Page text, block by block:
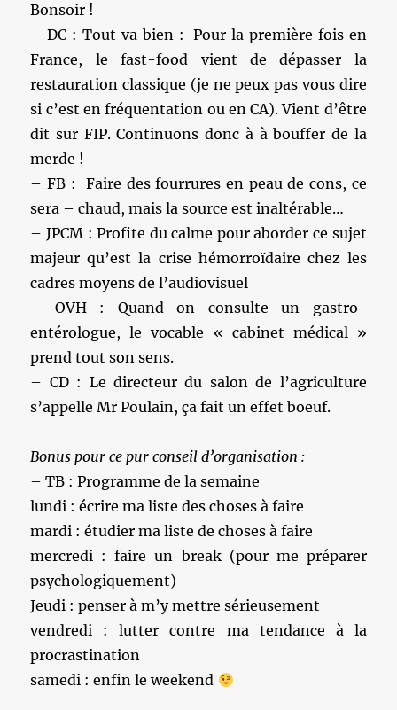
Bonsoir !
– DC : Tout va bien : Pour la première fois en
France, le fast-food vient de dépasser la
restauration classique (je ne peux pas vous dire
si c’est en fréquentation ou en CA). Vient d’être
dit sur FIP. Continuons donc à à bouffer de la
merde !
– FB : Faire des fourrures en peau de cons, ce
sera – chaud, mais la source est inaltérable…
– JPCM : Profite du calme pour aborder ce sujet
majeur qu’est la crise hémorroïdaire chez les
cadres moyens de l’audiovisuel
– OVH : Quand on consulte un gastro-
entérologue, le vocable « cabinet médical »
prend tout son sens.
– CD : Le directeur du salon de l’agriculture
s’appelle Mr Poulain, ça fait un effet boeuf.
Bonus pour ce pur conseil d’organisation :
– TB : Programme de la semaine
lundi : écrire ma liste des choses à faire
mardi : étudier ma liste de choses à faire
mercredi : faire un break (pour me préparer
psychologiquement)
Jeudi : penser à m’y mettre sérieusement
vendredi : lutter contre ma tendance à la
procrastination
samedi : enfin le weekend